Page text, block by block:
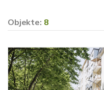
Objekte: 8